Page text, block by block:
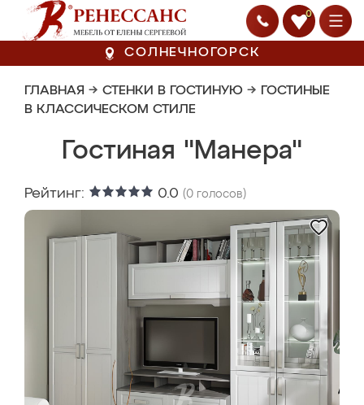
0
СОЛНЕЧНОГОРСК
ГЛАВНАЯ → СТЕНКИ В ГОСТИНУЮ → ГОСТИНЫЕ
В КЛАССИЧЕСКОМ СТИЛЕ
Гостиная "Манера"
Рейтинг: 0.0 (0 голосов)